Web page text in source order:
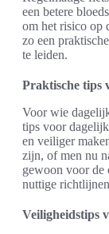
een betere
om het risico op
zo een
te leiden.
Praktische tips
Voor wie
tips voor
en veiliger
zijn, of men nu
gewoon voor de
nuttige
Veiligheidstips